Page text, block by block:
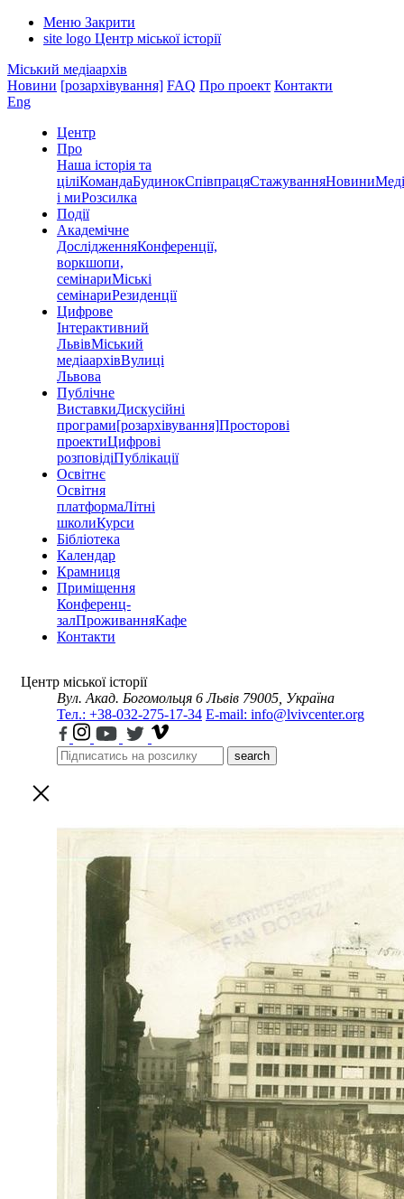
Меню Закрити
site logo Центр міської історії
Міський медіаархів
Новини [розархівування] FAQ Про проект Контакти
Eng
Центр
Про
Наша історія та
ціліКомандаБудинокСпівпрацяСтажуванняНовини
і миРозсилка
Події
Академічне
ДослідженняКонференції,
воркшопи,
семінариМіські
семінариРезиденції
Цифрове
Інтерактивний
ЛьвівМіський
медіаархівВулиці
Львова
Публічне
ВиставкиДискусійні
програми[розархівування]Просторові
проектиЦифрові
розповідіПублікації
Освітнє
Освітня
платформаЛітні
школиКурси
Бібліотека
Календар
Крамниця
Приміщення
Конференц-
залПроживанняКафе
Контакти
Центр міської історії
Вул. Акад. Богомольця 6 Львів 79005, Україна
Тел.: +38-032-275-17-34 E-mail: info@lvivcenter.org
search